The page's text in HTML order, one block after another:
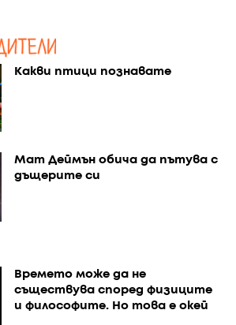
Какви птици познавате
Мат Деймън обича да пътува с
дъщерите си
Времето може да не
съществува според физиците
и философите. Но това е окей